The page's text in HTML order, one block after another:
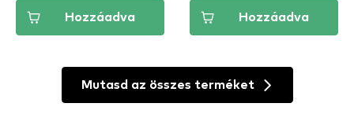
Hozzáadva Hozzáadva
Mutasd az összes terméket